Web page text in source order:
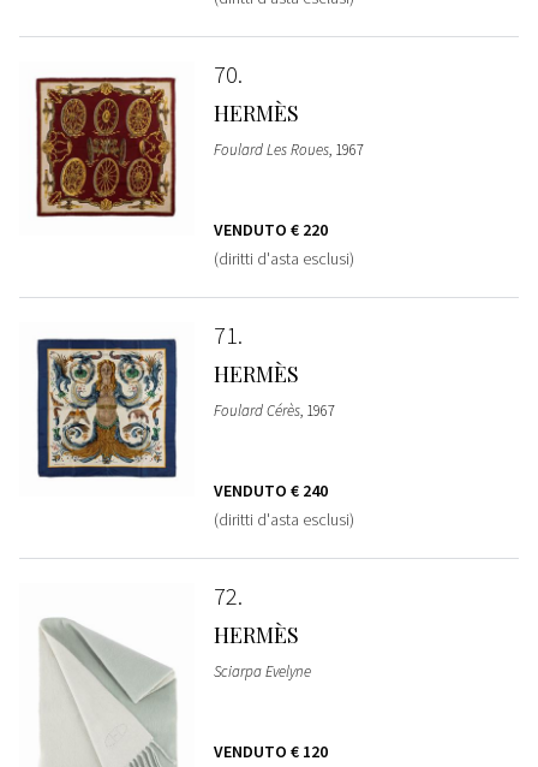
70
HERMÈS
Foulard Les Roues, 1967
VENDUTO € 220
(diritti d'asta esclusi)
71
HERMÈS
Foulard Cérès, 1967
VENDUTO € 240
(diritti d'asta esclusi)
72
HERMÈS
Sciarpa Evelyne
VENDUTO € 120